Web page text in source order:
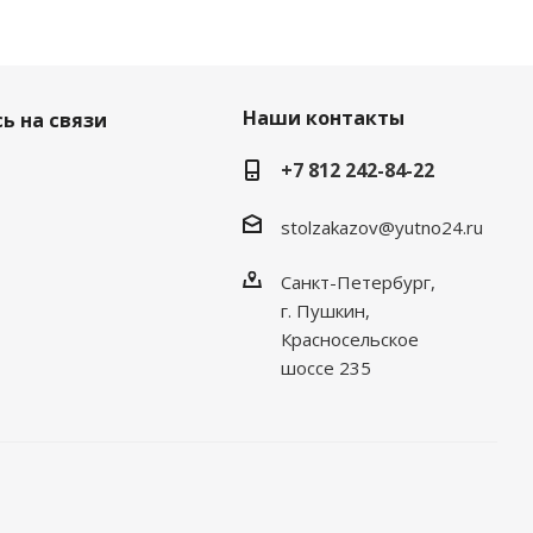
на связи
Наши контакты
+7 812 242-84-22
stolzakazov@yutno24.ru
Санкт-Петербург,
г. Пушкин,
Красносельское
шоссе 235